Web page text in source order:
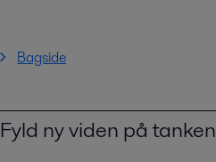
Bagside
Fyld ny viden på tanken